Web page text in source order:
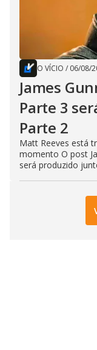
O VÍCIO / 06/08/
James
Parte 3
Parte 2
Matt Reeves está
momento O post
será produzido